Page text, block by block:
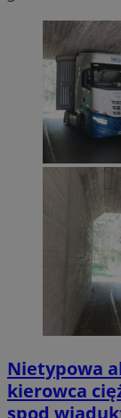
Nietypowa
kierowca